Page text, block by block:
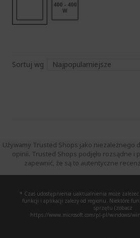
400 - 400
W
Sortuj wg
Używamy Trusted Shops jako niezależnego
opinii. Trusted Shops podjęło rozsądne i
zapewnić, że są to autentyczne
* Czas udostępnienia uaktualnienia może
funkcji i aplikacji zależy od regionu. Niektóre
sprzętu (zobacz
https://www.microsoft.com/pl-pl/windows/